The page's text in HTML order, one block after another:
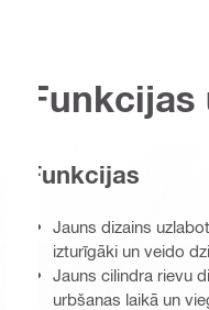
Funkcijas
Jauns dizains
izturīgāki un veido
Jauns cilindra rievu
urbšanas laikā un